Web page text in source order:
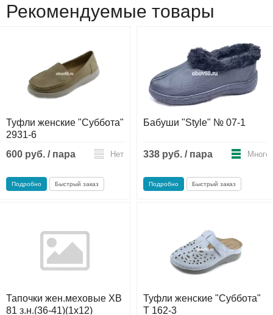
Рекомендуемые товары
Туфли женские "Суббота"
2931-6
600 руб. / пара
Нет
Подробно Быстрый заказ
Бабуши "Style" № 07-1
338 руб. / пара Много
Подробно Быстрый заказ
Тапочки жен.меховые ХВ
81 з.н.(36-41)(1x12)
Туфли женские "Суббота"
T 162-3